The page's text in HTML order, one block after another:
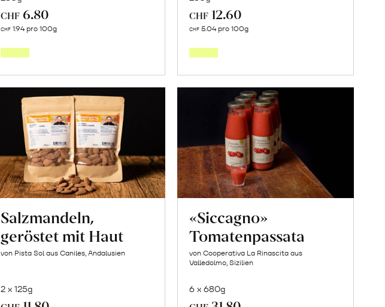
CHF 6.80
CHF 1.94 pro 100g
CHF 12.60
CHF 5.04 pro 100g
Salzmandeln,
geröstet mit Haut
von Pista Sol aus Caniles, Andalusien
2 x 125g
«Siccagno»
Tomatenpassata
von Cooperativa La Rinascita aus
Valledolmo, Sizilien
6 x 680g